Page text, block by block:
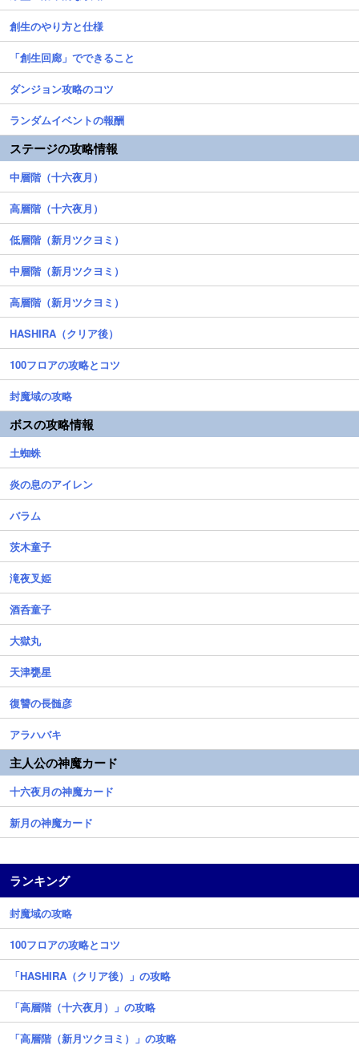
創生のやり方と仕様
「創生回廊」でできること
ダンジョン攻略のコツ
ランダムイベントの報酬
ステージの攻略情報
中層階（十六夜月）
高層階（十六夜月）
低層階（新月ツクヨミ）
中層階（新月ツクヨミ）
高層階（新月ツクヨミ）
HASHIRA（クリア後）
100フロアの攻略とコツ
封魔域の攻略
ボスの攻略情報
土蜘蛛
炎の息のアイレン
バラム
茨木童子
滝夜叉姫
酒呑童子
大獄丸
天津甕星
復讐の長髄彦
アラハバキ
主人公の神魔カード
十六夜月の神魔カード
新月の神魔カード
ランキング
封魔域の攻略
100フロアの攻略とコツ
「HASHIRA（クリア後）」の攻略
「高層階（十六夜月）」の攻略
「高層階（新月ツクヨミ）」の攻略